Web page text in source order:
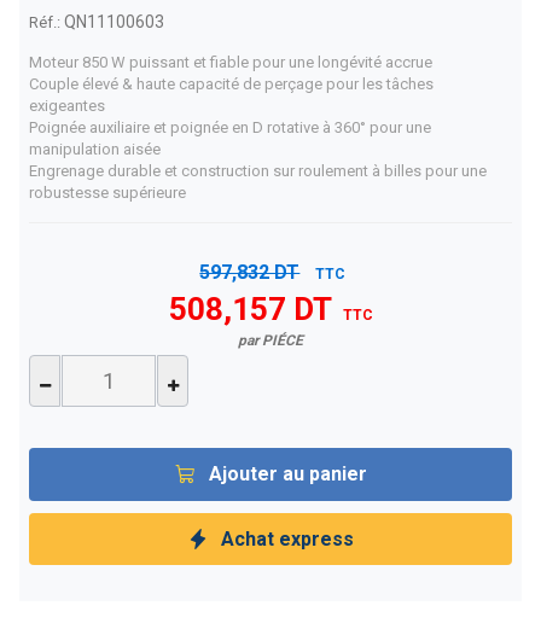
Réf.: QN11100603
Moteur 850 W puissant et fiable pour une longévité accrue
Couple élevé & haute capacité de perçage pour les tâches
exigeantes
Poignée auxiliaire et poignée en D rotative à 360° pour une
manipulation aisée
Engrenage durable et construction sur roulement à billes pour une
robustesse supérieure
597,832 DT TTC
508,157 DT
TTC
par PIÉCE
Ajouter au panier
Achat express